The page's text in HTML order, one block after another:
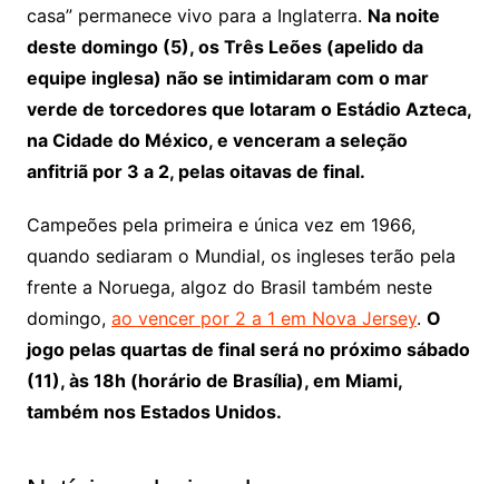
casa” permanece vivo para a Inglaterra. Na noite
deste domingo (5), os Três Leões (apelido da
equipe inglesa) não se intimidaram com o mar
verde de torcedores que lotaram o Estádio Azteca,
na Cidade do México, e venceram a seleção
anfitriã por 3 a 2, pelas oitavas de final.
Campeões pela primeira e única vez em 1966,
quando sediaram o Mundial, os ingleses terão pela
frente a Noruega, algoz do Brasil também neste
domingo, ao vencer por 2 a 1 em Nova Jersey. O
jogo pelas quartas de final será no próximo sábado
(11), às 18h (horário de Brasília), em Miami,
também nos Estados Unidos.